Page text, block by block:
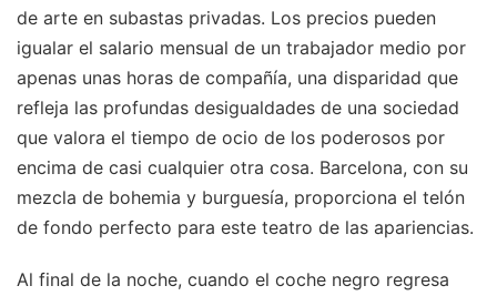
de arte en subastas privadas. Los precios pueden
igualar el salario mensual de un trabajador medio por
apenas unas horas de compañía, una disparidad que
refleja las profundas desigualdades de una sociedad
que valora el tiempo de ocio de los poderosos por
encima de casi cualquier otra cosa. Barcelona, con su
mezcla de bohemia y burguesía, proporciona el telón
de fondo perfecto para este teatro de las apariencias.
Al final de la noche, cuando el coche negro regresa